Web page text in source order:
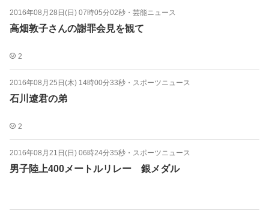
2016年08月28日(日) 07時05分02秒 ・ 芸能ニュース
高畑敦子さんの謝罪会見を観て
2
2016年08月25日(木) 14時00分33秒 ・ スポーツニュース
石川遼君の弟
2
2016年08月21日(日) 06時24分35秒 ・ スポーツニュース
男子陸上400メートルリレー 銀メダル